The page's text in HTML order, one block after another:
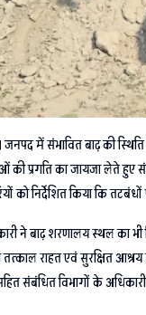
जनपद में संभावित बाढ़ की
की प्रगति का जायजा लेते हुए
को निर्देशित किया कि
ने बाढ़ शरणालय स्थल का भी
राहत एवं सुरक्षित
संबंधित विभागों के अधिकारी